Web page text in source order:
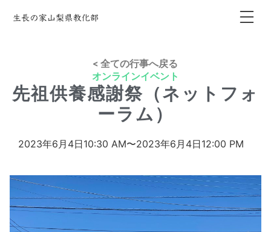
< 全ての行事へ戻る
オンラインイベント
先祖供養感謝祭（ネットフォ
ーラム）
2023年6月4日10:30 AM〜2023年6月4日12:00 PM